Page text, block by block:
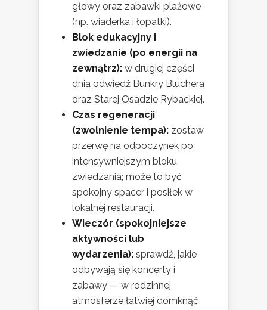
głowy oraz zabawki plażowe
(np. wiaderka i łopatki).
Blok edukacyjny i
zwiedzanie (po energii na
zewnątrz): w drugiej części
dnia odwiedź Bunkry Blüchera
oraz Starej Osadzie Rybackiej.
Czas regeneracji
(zwolnienie tempa): zostaw
przerwę na odpoczynek po
intensywniejszym bloku
zwiedzania; może to być
spokojny spacer i posiłek w
lokalnej restauracji.
Wieczór (spokojniejsze
aktywności lub
wydarzenia): sprawdź, jakie
odbywają się koncerty i
zabawy — w rodzinnej
atmosferze łatwiej domknąć